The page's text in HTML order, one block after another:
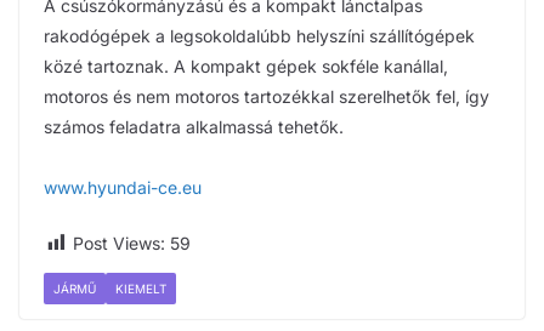
A csúszókormányzású és a kompakt lánctalpas
rakodógépek a legsokoldalúbb helyszíni szállítógépek
közé tartoznak. A kompakt gépek sokféle kanállal,
motoros és nem motoros tartozékkal szerelhetők fel, így
számos feladatra alkalmassá tehetők.
www.hyundai-ce.eu
Post Views: 59
JÁRMŰ KIEMELT